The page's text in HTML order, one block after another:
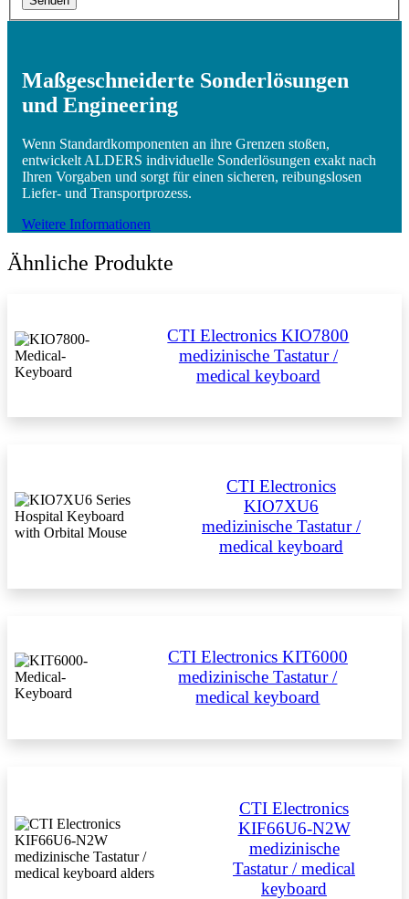
Maßgeschneiderte Sonderlösungen
und Engineering
Wenn Standardkomponenten an ihre Grenzen stoßen,
entwickelt ALDERS individuelle Sonderlösungen exakt nach
Ihren Vorgaben und sorgt für einen sicheren, reibungslosen
Liefer- und Transportprozess.
Weitere Informationen
Ähnliche Produkte
CTI Electronics KIO7800
medizinische Tastatur /
medical keyboard
CTI Electronics
KIO7XU6
medizinische Tastatur /
medical keyboard
CTI Electronics KIT6000
medizinische Tastatur /
medical keyboard
CTI Electronics
KIF66U6-N2W
medizinische
Tastatur / medical
keyboard